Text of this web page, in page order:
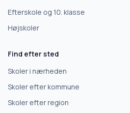
Efterskole og 10. klasse
Højskoler
Find efter sted
Skoler i nærheden
Skoler efter kommune
Skoler efter region